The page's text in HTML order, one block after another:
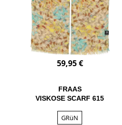
59,95 €
FRAAS
VISKOSE SCARF 615
GRüN